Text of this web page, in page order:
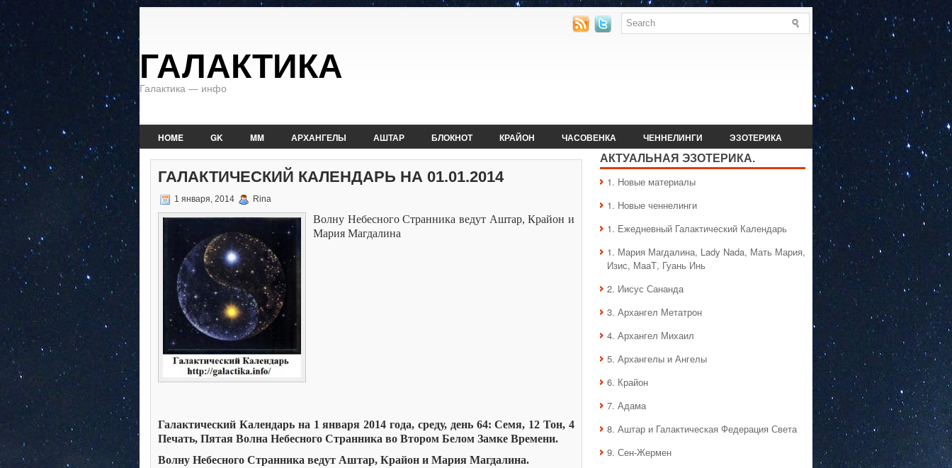
ГАЛАКТИКА
Галактика — инфо
HOME GK MM АРХАНГЕЛЫ АШТАР БЛОКНОТ КРАЙОН ЧАСОВЕНКА ЧЕННЕЛИНГИ ЭЗОТЕРИКА
ГАЛАКТИЧЕСКИЙ КАЛЕНДАРЬ НА 01.01.2014
1 января, 2014 Rina
Волну Небесного Странника ведут Аштар, Крайон и
Мария Магдалина
Галактический Календарь на 1 января 2014 года, среду, день 64: Семя, 12 Тон, 4
Печать, Пятая Волна Небесного Странника во Втором Белом Замке Времени.
Волну Небесного Странника ведут Аштар, Крайон и Мария Магдалина.
АКТУАЛЬНАЯ ЭЗОТЕРИКА.
1. Hовые материалы
1. Hовые ченнелинги
1. Ежедневный Галактический Календарь
1. Мария Магдалина, Lady Nada, Мать Мария,
Изис, МааТ, Гуань Инь
2. Иисус Сананда
3. Архангел Метатрон
4. Архангел Михаил
5. Архангелы и Ангелы
6. Крайон
7. Адама
8. Аштар и Галактическая Федерация Света
9. Сен-Жермен